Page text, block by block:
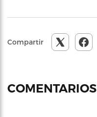
Compartir
COMENTARIOS